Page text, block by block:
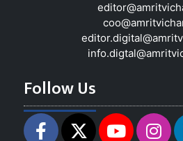
Follow Us